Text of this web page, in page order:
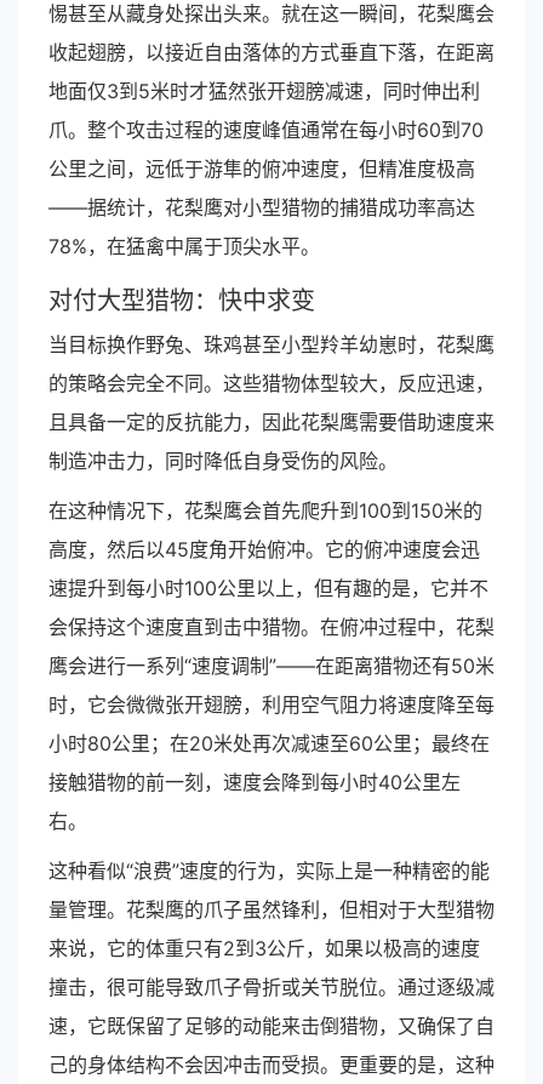
惕甚至从藏身处探出头来。就在这一瞬间，花梨鹰会
收起翅膀，以接近自由落体的方式垂直下落，在距离
地面仅3到5米时才猛然张开翅膀减速，同时伸出利
爪。整个攻击过程的速度峰值通常在每小时60到70
公里之间，远低于游隼的俯冲速度，但精准度极高
——据统计，花梨鹰对小型猎物的捕猎成功率高达
78%，在猛禽中属于顶尖水平。
对付大型猎物：快中求变
当目标换作野兔、珠鸡甚至小型羚羊幼崽时，花梨鹰
的策略会完全不同。这些猎物体型较大，反应迅速，
且具备一定的反抗能力，因此花梨鹰需要借助速度来
制造冲击力，同时降低自身受伤的风险。
在这种情况下，花梨鹰会首先爬升到100到150米的
高度，然后以45度角开始俯冲。它的俯冲速度会迅
速提升到每小时100公里以上，但有趣的是，它并不
会保持这个速度直到击中猎物。在俯冲过程中，花梨
鹰会进行一系列“速度调制”——在距离猎物还有50米
时，它会微微张开翅膀，利用空气阻力将速度降至每
小时80公里；在20米处再次减速至60公里；最终在
接触猎物的前一刻，速度会降到每小时40公里左
右。
这种看似“浪费”速度的行为，实际上是一种精密的能
量管理。花梨鹰的爪子虽然锋利，但相对于大型猎物
来说，它的体重只有2到3公斤，如果以极高的速度
撞击，很可能导致爪子骨折或关节脱位。通过逐级减
速，它既保留了足够的动能来击倒猎物，又确保了自
己的身体结构不会因冲击而受损。更重要的是，这种